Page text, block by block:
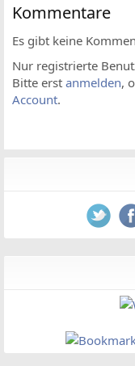
Kommentare
Es gibt keine
Nur registrierte
Bitte erst anmelden,
Account.